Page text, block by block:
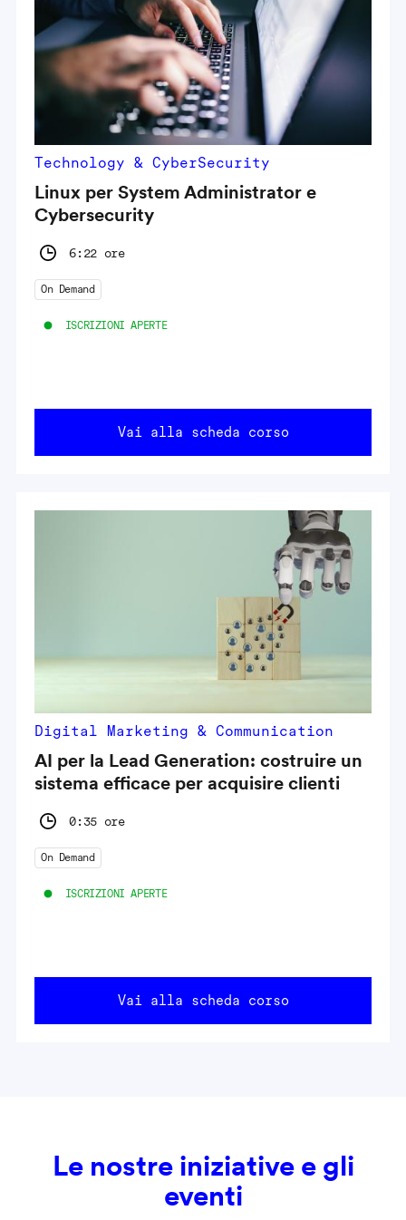
Technology & CyberSecurity
Linux per System Administrator e
Cybersecurity
6:22 ore
On Demand
ISCRIZIONI APERTE
Vai alla scheda corso
Digital Marketing & Communication
AI per la Lead Generation: costruire un
sistema efficace per acquisire clienti
0:35 ore
On Demand
ISCRIZIONI APERTE
Vai alla scheda corso
Le nostre iniziative e gli
eventi